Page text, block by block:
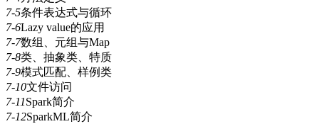
7-5条件表达式与循环
7-6Lazy value的应用
7-7数组、元组与Map
7-8类、抽象类、特质
7-9模式匹配、样例类
7-10文件访问
7-11Spark简介
7-12SparkML简介